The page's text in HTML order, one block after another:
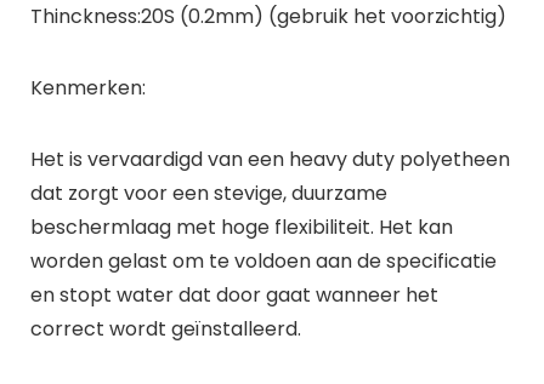
Thinckness:20S (0.2mm) (gebruik het voorzichtig)
Kenmerken:
Het is vervaardigd van een heavy duty polyetheen
dat zorgt voor een stevige, duurzame
beschermlaag met hoge flexibiliteit. Het kan
worden gelast om te voldoen aan de specificatie
en stopt water dat door gaat wanneer het
correct wordt geïnstalleerd.